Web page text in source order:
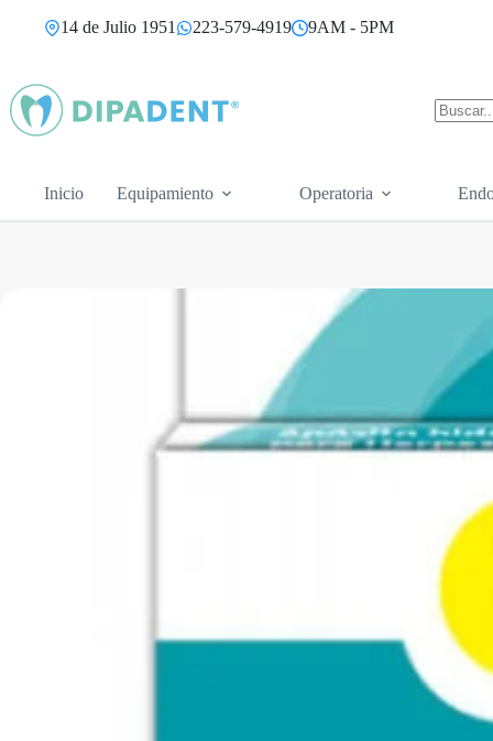
14 de Julio 1951 223-579-4919 9AM - 5PM
Inicio Equipamiento Operatoria